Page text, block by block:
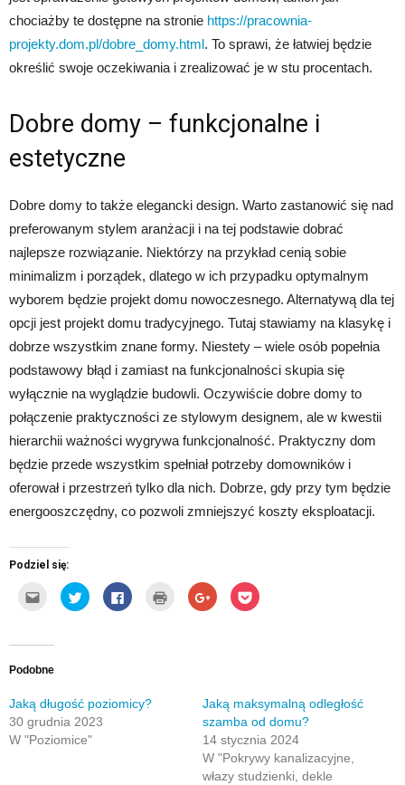
chociażby te dostępne na stronie https://pracownia-
projekty.dom.pl/dobre_domy.html . To sprawi, że łatwiej będzie
określić swoje oczekiwania i zrealizować je w stu procentach.
Dobre domy – funkcjonalne i
estetyczne
Dobre domy to także elegancki design. Warto zastanowić się nad
preferowanym stylem aranżacji i na tej podstawie dobrać
najlepsze rozwiązanie. Niektórzy na przykład cenią sobie
minimalizm i porządek, dlatego w ich przypadku optymalnym
wyborem będzie projekt domu nowoczesnego. Alternatywą dla tej
opcji jest projekt domu tradycyjnego. Tutaj stawiamy na klasykę i
dobrze wszystkim znane formy. Niestety – wiele osób popełnia
podstawowy błąd i zamiast na funkcjonalności skupia się
wyłącznie na wyglądzie budowli. Oczywiście dobre domy to
połączenie praktyczności ze stylowym designem, ale w kwestii
hierarchii ważności wygrywa funkcjonalność. Praktyczny dom
będzie przede wszystkim spełniał potrzeby domowników i
oferował i przestrzeń tylko dla nich. Dobrze, gdy przy tym będzie
energooszczędny, co pozwoli zmniejszyć koszty eksploatacji.
Podziel się:
Kliknij,
wysłać
znajomego
e-
w
nowym
oknie)
Udostępnij
na
Twitterze(Otwiera
Click
to
Kliknij
wydrukować(Otwiera
Click
to
Click
to
Podobne
Jaką długość poziomicy?
30 grudnia 2023
W "Poziomice"
Jaką maksymalną odległość
szamba od domu?
14 stycznia 2024
W "Pokrywy kanalizacyjne,
włazy studzienki, dekle